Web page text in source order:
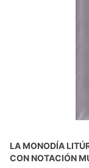
LA MONODÍA
CON NOTACIÓN